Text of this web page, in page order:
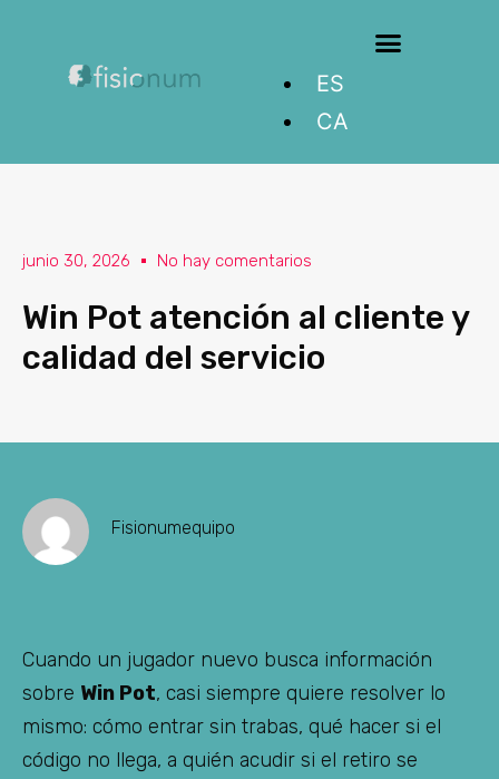
ES
CA
junio 30, 2026 No hay comentarios
Win Pot atención al cliente y
calidad del servicio
Fisionumequipo
Cuando un jugador nuevo busca información
sobre Win Pot, casi siempre quiere resolver lo
mismo: cómo entrar sin trabas, qué hacer si el
código no llega, a quién acudir si el retiro se